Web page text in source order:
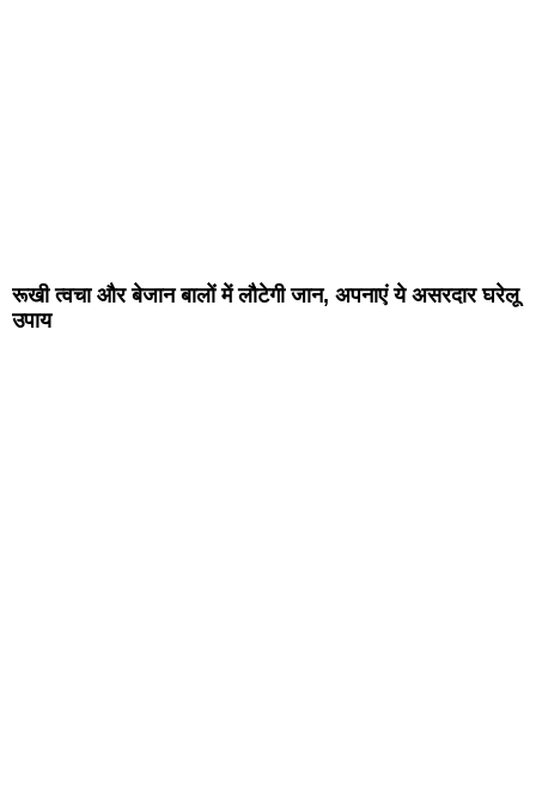
रूखी त्वचा और बेजान बालों में लौटेगी जान, अपनाएं ये असरदार घरेलू
उपाय